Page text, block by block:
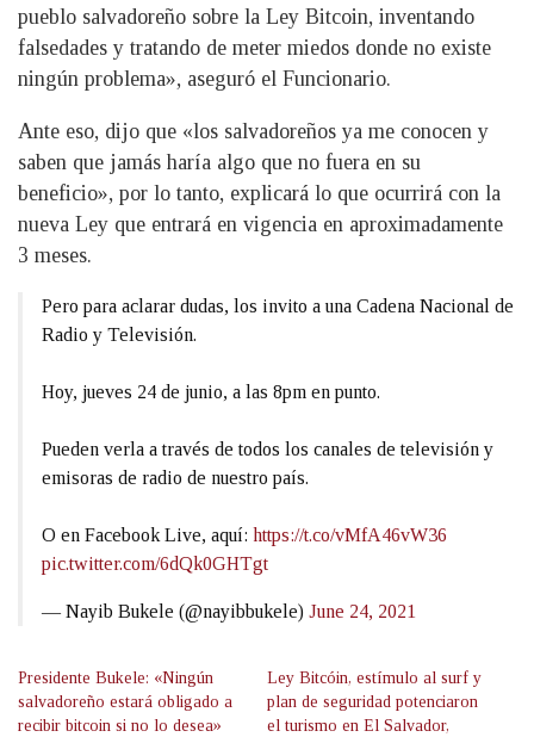
pueblo salvadoreño sobre la Ley Bitcoin, inventando
falsedades y tratando de meter miedos donde no existe
ningún problema», aseguró el Funcionario.
Ante eso, dijo que «los salvadoreños ya me conocen y
saben que jamás haría algo que no fuera en su
beneficio», por lo tanto, explicará lo que ocurrirá con la
nueva Ley que entrará en vigencia en aproximadamente
3 meses.
Pero para aclarar dudas, los invito a una Cadena Nacional de
Radio y Televisión.
Hoy, jueves 24 de junio, a las 8pm en punto.
Pueden verla a través de todos los canales de televisión y
emisoras de radio de nuestro país.
O en Facebook Live, aquí: https://t.co/vMfA46vW36
pic.twitter.com/6dQk0GHTgt
— Nayib Bukele (@nayibbukele) June 24, 2021
Presidente Bukele: «Ningún
salvadoreño estará obligado a
recibir bitcoin si no lo desea»
Ley Bitcóin, estímulo al surf y
plan de seguridad potenciaron
el turismo en El Salvador,